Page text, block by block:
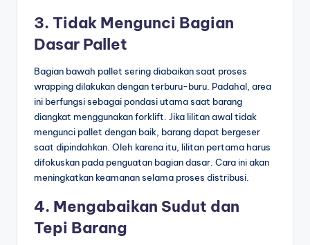
3. Tidak Mengunci Bagian
Dasar Pallet
Bagian bawah pallet sering diabaikan saat proses
wrapping dilakukan dengan terburu-buru. Padahal, area
ini berfungsi sebagai pondasi utama saat barang
diangkat menggunakan forklift. Jika lilitan awal tidak
mengunci pallet dengan baik, barang dapat bergeser
saat dipindahkan. Oleh karena itu, lilitan pertama harus
difokuskan pada penguatan bagian dasar. Cara ini akan
meningkatkan keamanan selama proses distribusi.
4. Mengabaikan Sudut dan
Tepi Barang